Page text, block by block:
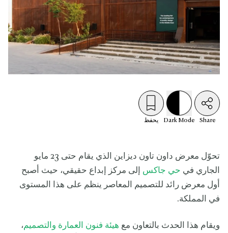
Share
Dark Mode يحفظ
تحوّل معرض داون تاون ديزاين الذي يقام حتى 23 مايو
الجاري في حي جاكس إلى مركز إبداع حقيقي، حيث أصبح
أول معرض رائد للتصميم المعاصر ينظم على هذا المستوى
في المملكة.
ويقام هذا الحدث بالتعاون مع هيئة فنون العمارة والتصميم،